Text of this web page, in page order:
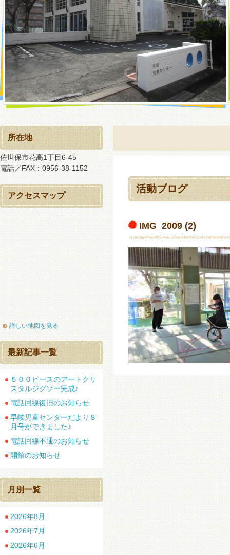
活動ブログ
IMG_2009 (2)
所在地
佐世保市花高1丁目6-45
電話／FAX：0956-38-1152
アクセスマップ
詳しい地図を見る
最新記事一覧
５００ピースのアートクリ
スタルジグソー完成♪
電話回線復旧のお知らせ
早岐児童センターだより８
月号ができました♪
電話回線不通のお知らせ
開館のお知らせ
月別一覧
2026年8月
2026年7月
2026年6月